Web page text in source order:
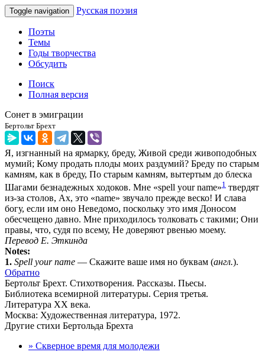
Toggle navigation Русская поэзия
Поэты
Темы
Годы творчества
Обсудить
Поиск
Полная версия
Сонет в эмиграции
Бертольт Брехт
Я, изгнанный на ярмарку, бреду, Живой среди живоподобных
мумий; Кому продать плоды моих раздумий? Бреду по старым
камням, как в бреду, По старым камням, вытертым до блеска
Шагами безнадежных ходоков. Мне «spell your name»1 твердят
из-за столов, Ах, это «name» звучало прежде веско! И слава
богу, если им оно Неведомо, поскольку это имя Доносом
обесчещено давно. Мне приходилось толковать с такими; Они
правы, что, судя по всему, Не доверяют рвенью моему.
Перевод Е. Эткинда
Notes:
1. Spell your name — Скажите ваше имя но буквам (англ.).
Обратно
Бертольт Брехт. Стихотворения. Рассказы. Пьесы.
Библиотека всемирной литературы. Серия третья.
Литература XX века.
Москва: Художественная литература, 1972.
Другие стихи Бертольда Брехта
» Скверное время для молодежи